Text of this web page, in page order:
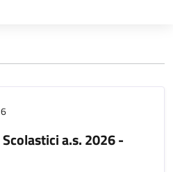
a.s. 2026 -